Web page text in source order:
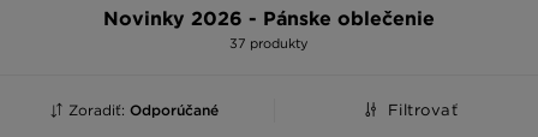
Novinky 2026 - Pánske oblečenie
37 produkty
Zoradiť: Odporúčané Filtrovať